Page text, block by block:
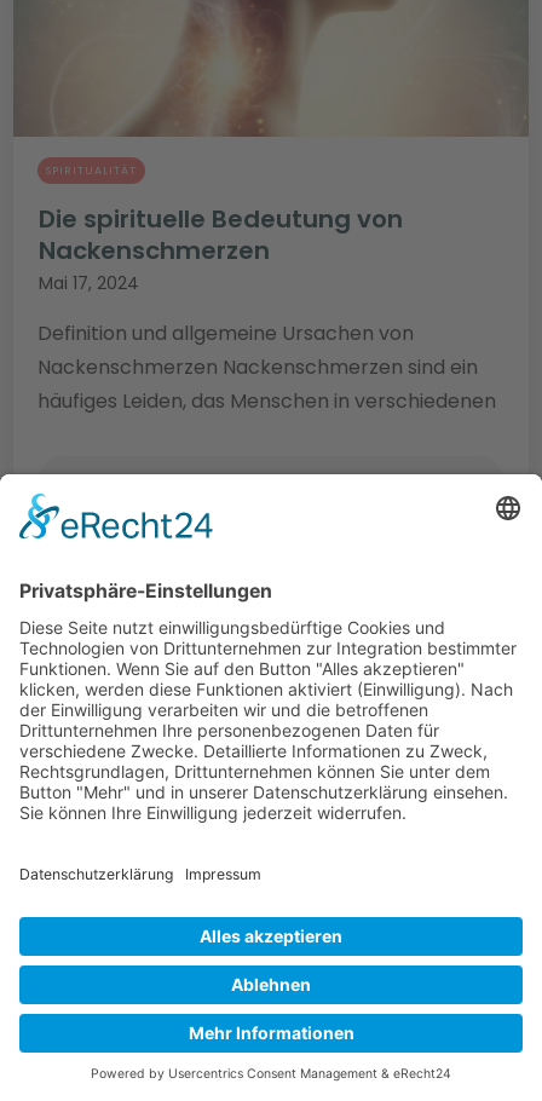
SPIRITUALITÄT
Die spirituelle Bedeutung von
Nackenschmerzen
Mai 17, 2024
Definition und allgemeine Ursachen von
Nackenschmerzen Nackenschmerzen sind ein
häufiges Leiden, das Menschen in verschiedenen
BEITRAG LEESEN
SPIRITUALITÄT
Die spirituelle Bedeutung von
Knieschmerzen
Willkommen auf einer Entdeckungsreise durch
die Welt der Spiritualität und der besonderen
Rolle unseres Körpers